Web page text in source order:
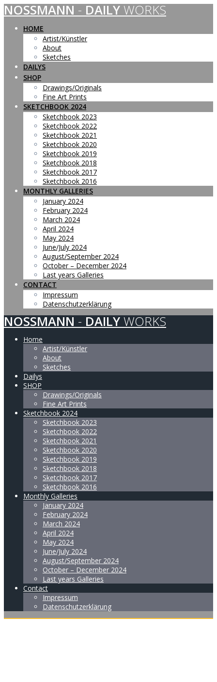
Skip
to
content
NOSSMANN - DAILY WORKS
HOME
Artist/Künstler
About
Sketches
DAILYS
SHOP
Drawings/Originals
Fine Art Prints
SKETCHBOOK 2024
Sketchbook 2023
Sketchbook 2022
Sketchbook 2021
Sketchbook 2020
Sketchbook 2019
Sketchbook 2018
Sketchbook 2017
Sketchbook 2016
MONTHLY GALLERIES
January 2024
February 2024
March 2024
April 2024
May 2024
June/July 2024
August/September 2024
October – December 2024
Last years Galleries
CONTACT
Impressum
Datenschutzerklärung
NOSSMANN - DAILY WORKS
Home
Artist/Künstler
About
Sketches
Dailys
SHOP
Drawings/Originals
Fine Art Prints
Sketchbook 2024
Sketchbook 2023
Sketchbook 2022
Sketchbook 2021
Sketchbook 2020
Sketchbook 2019
Sketchbook 2018
Sketchbook 2017
Sketchbook 2016
Monthly Galleries
January 2024
February 2024
March 2024
April 2024
May 2024
June/July 2024
August/September 2024
October – December 2024
Last years Galleries
Contact
Impressum
Datenschutzerklärung